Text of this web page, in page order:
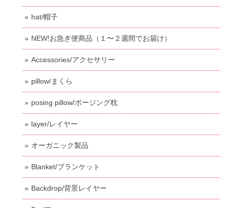
hat/帽子
NEW!お急ぎ便商品（１〜２週間でお届け）
Accessories/アクセサリー
pillow/まくら
posing pillow/ポージング枕
layer/レイヤー
オーガニック製品
Blanket/ブランケット
Backdrop/背景レイヤー